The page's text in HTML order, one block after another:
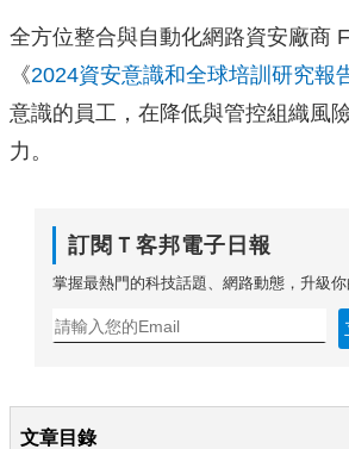
全方位整合與自動化網路資安廠商
《2024資安意識和全球培訓研究報
意識的員工，在降低與管控組織風
力。
訂閱Ｔ客邦電子日報
掌握最熱門的科技話題、網路動態，升級你
文章目錄